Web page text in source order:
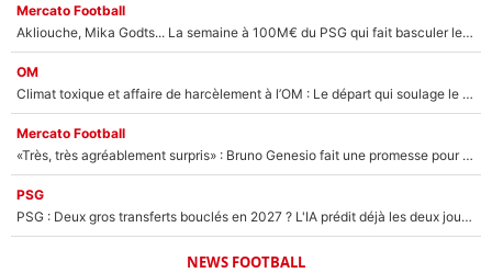
Mercato Football
Akliouche, Mika Godts... La semaine à 100M€ du PSG qui fait basculer le mercato du PSG !
OM
Climat toxique et affaire de harcèlement à l’OM : Le départ qui soulage le vestiaire de Bruno Genesio
Mercato Football
«Très, très agréablement surpris» : Bruno Genesio fait une promesse pour la suite du mercato de l’OM et rassure les supporters
PSG
PSG : Deux gros transferts bouclés en 2027 ? L'IA prédit déjà les deux joueurs qui pourraient rejoindre Luis Enrique !
NEWS FOOTBALL